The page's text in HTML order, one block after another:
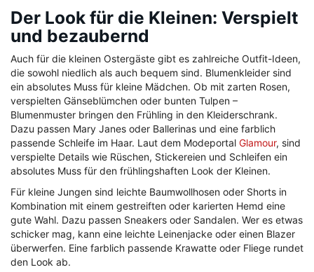
Der Look für die Kleinen: Verspielt
und bezaubernd
Auch für die kleinen Ostergäste gibt es zahlreiche Outfit-Ideen,
die sowohl niedlich als auch bequem sind. Blumenkleider sind
ein absolutes Muss für kleine Mädchen. Ob mit zarten Rosen,
verspielten Gänseblümchen oder bunten Tulpen –
Blumenmuster bringen den Frühling in den Kleiderschrank.
Dazu passen Mary Janes oder Ballerinas und eine farblich
passende Schleife im Haar. Laut dem Modeportal Glamour, sind
verspielte Details wie Rüschen, Stickereien und Schleifen ein
absolutes Muss für den frühlingshaften Look der Kleinen.
Für kleine Jungen sind leichte Baumwollhosen oder Shorts in
Kombination mit einem gestreiften oder karierten Hemd eine
gute Wahl. Dazu passen Sneakers oder Sandalen. Wer es etwas
schicker mag, kann eine leichte Leinenjacke oder einen Blazer
überwerfen. Eine farblich passende Krawatte oder Fliege rundet
den Look ab.